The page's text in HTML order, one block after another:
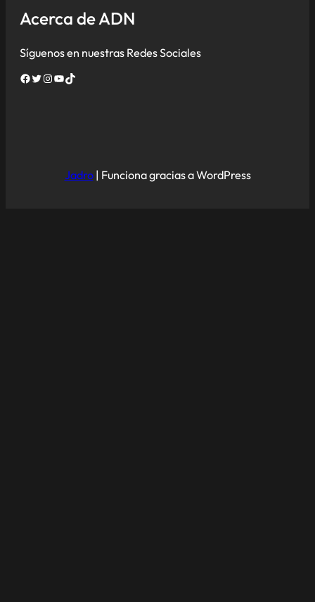
Acerca de ADN
Síguenos en nuestras Redes Sociales
Facebook
Twitter
Instagram
YouTube
TikTok
Jadro | Funciona gracias a WordPress